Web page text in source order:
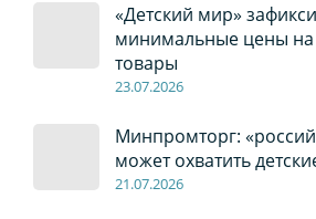
«Детский мир»
минимальные цены
товары
23.07.2026
Минпромторг:
может охватить
21.07.2026